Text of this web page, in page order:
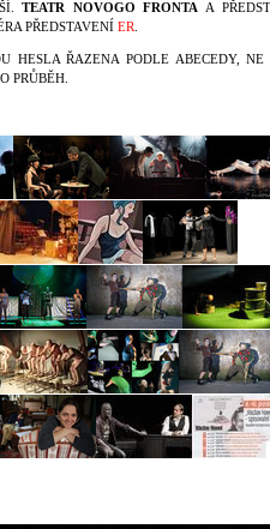
TEATR NOVOGO FRONTA A
PŘEDSTAVENÍ ER
HESLA ŘAZENA PODLE ABECEDY, NE
PRŮBĚH.